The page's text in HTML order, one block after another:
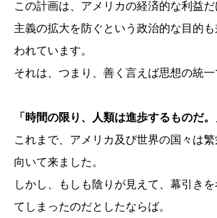
この計画は、アメリカの経済的な利益
主義の拡大を防ぐという政治的な目的
われています。
それは、つまり、善く言えば思想の統一
「時間の限り、人類は進歩するものだ。
これまで、アメリカ及び世界の国々は
向いて来ました。
しかし、もしも陰りが見えて、幕引き
てしまったのだとしたならば。